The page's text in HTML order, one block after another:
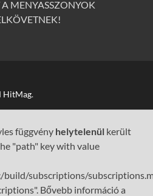
MENYASSZONYOK
HitMag.
függvény helytelenül került
"path" key with value
subscriptions/
Bővebb információ a